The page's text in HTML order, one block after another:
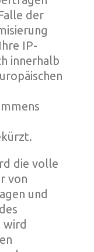
der
IP-
innerhalb
die volle
von
und
wird